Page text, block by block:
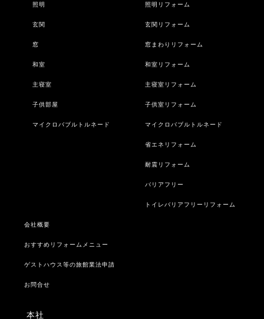
照明
玄関
窓
和室
主寝室
子供部屋
マイクロバブルトルネード
照明リフォーム
玄関リフォーム
窓まわりリフォーム
和室リフォーム
主寝室リフォーム
子供室リフォーム
マイクロバブルトルネード
省エネリフォーム
耐震リフォーム
バリアフリー
トイレバリアフリーリフォーム
会社概要
おすすめリフォームメニュー
ゲストハウス等の旅館業法申請
お問合せ
本社